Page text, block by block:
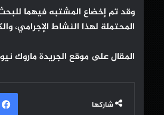
وقد تم إخضاع المشتبه فيهما
المحتملة لهذا النشاط الإجرامي،
المقال على موقع الجريدة ماروك
شاركها